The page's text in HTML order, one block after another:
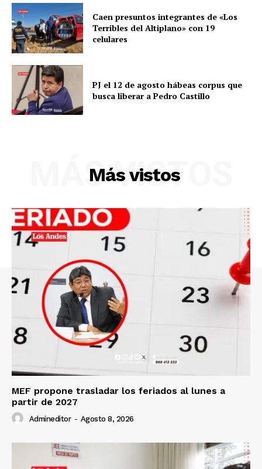
Diario los Andes
Contacto
Prensa
Caen presuntos integrantes de «Los
Terribles del Altiplano» con 19
celulares
PJ el 12 de agosto hábeas corpus que
busca liberar a Pedro Castillo
Más vistos
MÁS VISTOS
MEF propone trasladar los feriados al lunes a
partir de 2027
Admineditor - Agosto 8, 2026